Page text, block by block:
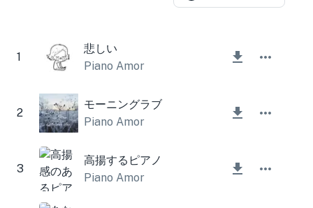
1
悲しい
Piano Amor
2
モーニングラブ
Piano Amor
3
高揚するピアノ
Piano Amor